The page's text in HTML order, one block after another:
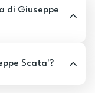
di Giuseppe
Scata'?